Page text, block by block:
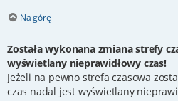
Na górę
Została wykonana zmiana strefy
wyświetlany nieprawidłowy czas!
Jeżeli na pewno strefa czasowa
czas nadal jest wyświetlany